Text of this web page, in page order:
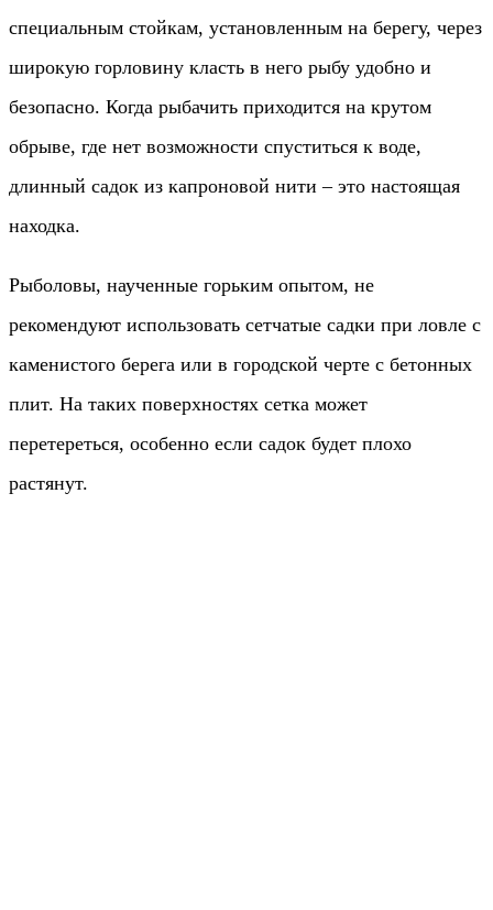
специальным стойкам, установленным на берегу, через
широкую горловину класть в него рыбу удобно и
безопасно. Когда рыбачить приходится на крутом
обрыве, где нет возможности спуститься к воде,
длинный садок из капроновой нити – это настоящая
находка.
Рыболовы, наученные горьким опытом, не
рекомендуют использовать сетчатые садки при ловле с
каменистого берега или в городской черте с бетонных
плит. На таких поверхностях сетка может
перетереться, особенно если садок будет плохо
растянут.